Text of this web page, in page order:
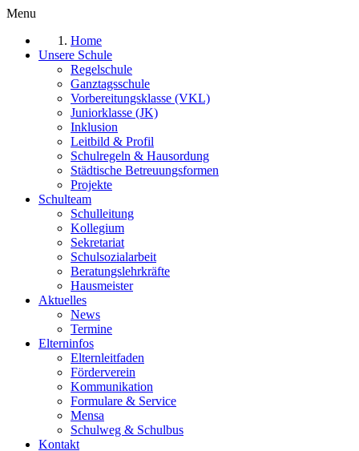
Menu
Home
Unsere Schule
Regelschule
Ganztagsschule
Vorbereitungsklasse (VKL)
Juniorklasse (JK)
Inklusion
Leitbild & Profil
Schulregeln & Hausordung
Städtische Betreuungsformen
Projekte
Schulteam
Schulleitung
Kollegium
Sekretariat
Schulsozialarbeit
Beratungslehrkräfte
Hausmeister
Aktuelles
News
Termine
Elterninfos
Elternleitfaden
Förderverein
Kommunikation
Formulare & Service
Mensa
Schulweg & Schulbus
Kontakt